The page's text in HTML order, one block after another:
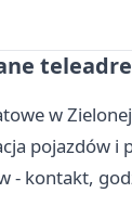
w
pojazdów i
- kontakt,